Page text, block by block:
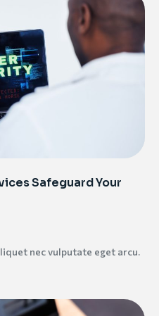
Safeguard Your
nec vulputate eget arcu.